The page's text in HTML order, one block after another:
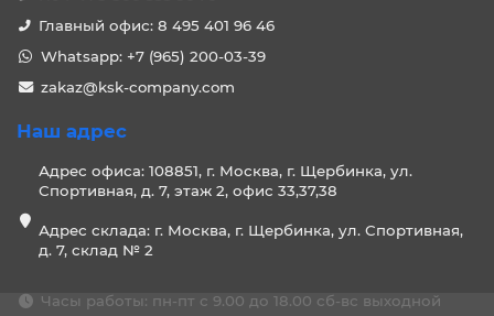
Главный офис: 8 495 401 96 46
Whatsapp: +7 (965) 200-03-39
zakaz@ksk-company.com
Наш адрес
Адрес офиса: 108851, г. Москва, г. Щербинка, ул.
Спортивная, д. 7, этаж 2, офис 33,37,38
Адрес склада: г. Москва, г. Щербинка, ул. Спортивная,
д. 7, склад № 2
Часы работы: пн-пт с 9.00 до 18.00 сб-вс выходной